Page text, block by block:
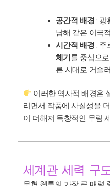
공간적 배경 : 광
남해 같은 이국
시간적 배경 : 주
체기를 중심으
른 시대로 거슬
이러한 역사적 배경은
리면서 작품에 사실성을
이 더해져 독창적인 무림
세계관 세력 구